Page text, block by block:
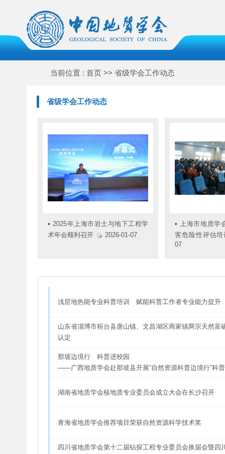
当前位置 : 首页 >> 省级学会工作动态
省级学会工作动态
▪ 2025年上海市岩土与地下工程学
术年会顺利召开
2026-01-07
▪上海市地质学
害危险性评估
07
浅层地热能专业科普培训 赋能科普工作者专业能力提升
山东省淄博市桓台县唐山镇、文昌湖区商家镇两宗天然富
认定
那坡边境行 科普进校园
——广西地质学会赴那坡县开展“自然资源科普边境行”科
湖南省地质学会核地质专业委员会成立大会在长沙召开
青海省地质学会推荐项目荣获自然资源科学技术奖
四川省地质学会第十二届钻探工程专业委员会换届会暨四